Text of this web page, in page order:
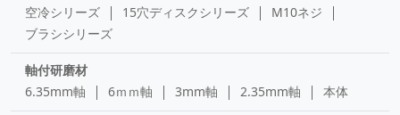
空冷シリーズ
15穴ディスクシリーズ
M10ネジ
ブラシシリーズ
軸付研磨材
6.35mm軸
6ｍｍ軸 3mm軸 2.35mm軸 本体